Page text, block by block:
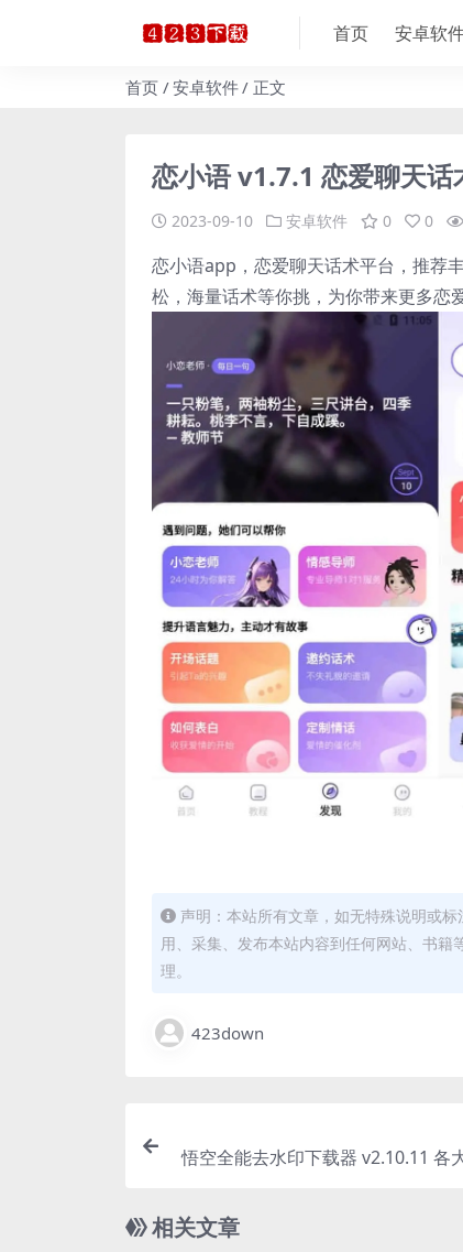
首页 安卓软
首页 安卓软件 正文
恋小语 v1.7.1 恋爱聊天
2023-09-10 安卓软件 0 0
恋小语app，恋爱聊天话术平台，推荐
松，海量话术等你挑，为你带来更多恋
声明：本站所有文章，如无特殊说明或
用、采集、发布本站内容到任何网站、书
理。
423down
悟空全能去水印下载器 v2.10.11 各
相关文章